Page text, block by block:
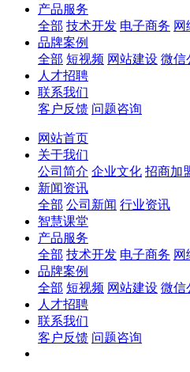
产品服务
全部 技术开发 电子商务 网
品牌案例
全部 短视频 网站建设 微信
人才招聘
联系我们
客户反馈 问题咨询
网站首页
关于我们
公司简介 企业文化 招商加
新闻资讯
全部 公司新闻 行业资讯
智慧课堂
产品服务
全部 技术开发 电子商务 网
品牌案例
全部 短视频 网站建设 微信
人才招聘
联系我们
客户反馈 问题咨询